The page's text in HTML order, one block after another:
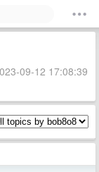
09-12 17:08:39